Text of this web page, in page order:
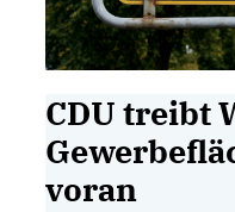
CDU treibt
voran